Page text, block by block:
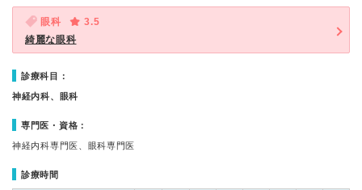
眼科
3.5
綺麗な眼科
診療科目：
神経内科、眼科
専門医・資格：
神経内科専門医、眼科専門医
診療時間